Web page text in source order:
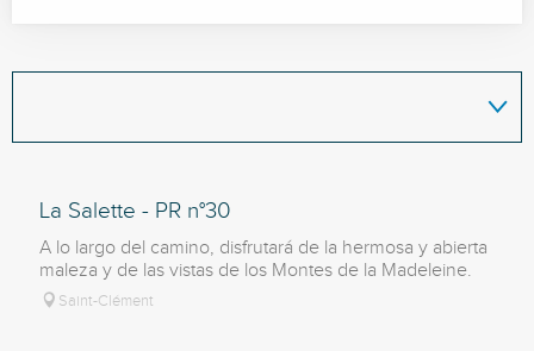
La Salette - PR n°30
A lo largo del camino, disfrutará de la hermosa y abierta
maleza y de las vistas de los Montes de la Madeleine.
Saint-Clément